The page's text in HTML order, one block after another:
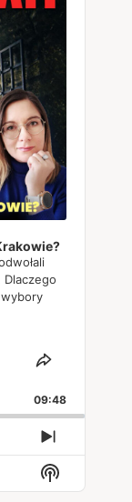
Forward
Share
Episode
09:48
Next
Episode
Show
Podcast